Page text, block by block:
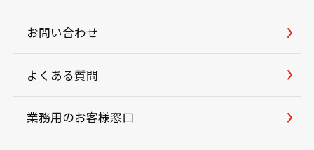
お問い合わせ
よくある質問
業務用のお客様窓口